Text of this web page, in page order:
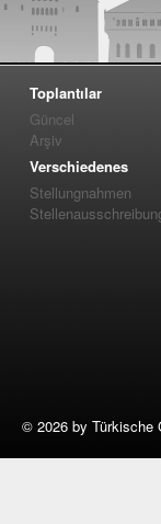
Toplantılar
Güncel
Arşiv
Verschiedenes
Stellungnahmen
© 2026 by Türkische